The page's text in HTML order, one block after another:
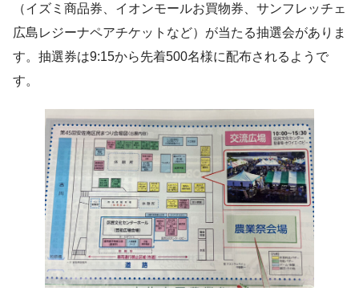
（イズミ商品券、イオンモールお買物券、サンフレッチェ
広島レジーナペアチケットなど）が当たる抽選会がありま
す。抽選券は9:15から先着500名様に配布されるようで
す。